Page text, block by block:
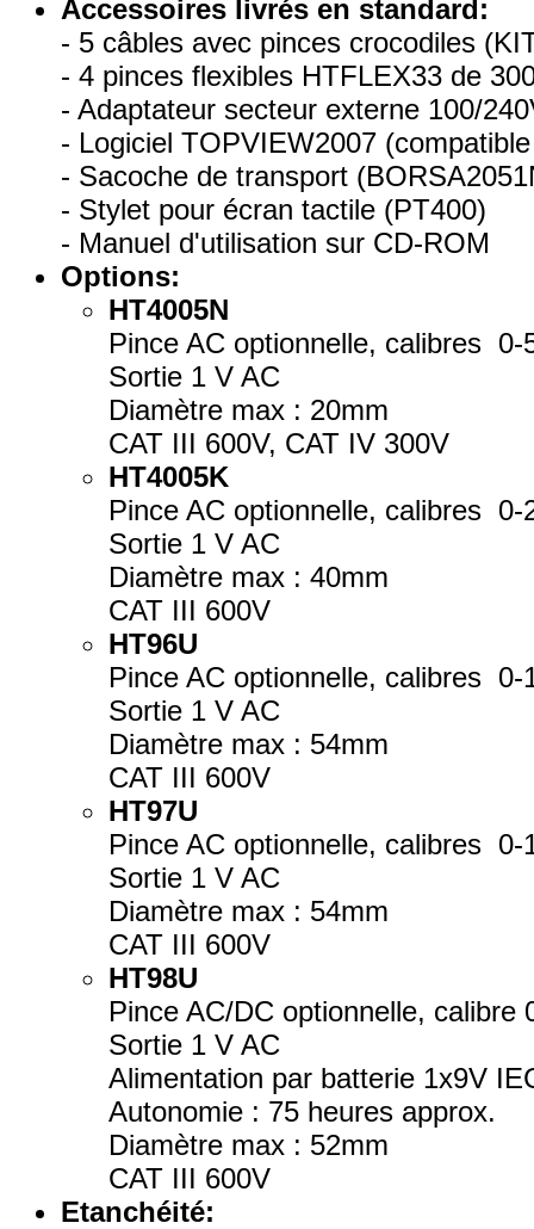
Accessoires livrés en standard:
- 5 câbles avec pinces crocodiles
- 4 pinces flexibles HTFLEX33 de
- Adaptateur secteur externe 100/
- Logiciel TOPVIEW2007
- Sacoche de transport
- Stylet pour écran tactile (PT400)
- Manuel d'utilisation sur CD-ROM
Options:
HT4005N
Pince AC optionnelle, calibres 0-
Sortie 1 V AC
Diamètre max : 20mm
CAT III 600V, CAT IV 300V
HT4005K
Pince AC optionnelle, calibres 0-
Sortie 1 V AC
Diamètre max : 40mm
CAT III 600V
HT96U
Pince AC optionnelle, calibres 0-
Sortie 1 V AC
Diamètre max : 54mm
CAT III 600V
HT97U
Pince AC optionnelle, calibres
Sortie 1 V AC
Diamètre max : 54mm
CAT III 600V
HT98U
Pince AC/DC optionnelle, calibre
Sortie 1 V AC
Alimentation par batterie 1x9V
Autonomie : 75 heures approx.
Diamètre max : 52mm
CAT III 600V
Etanchéité: